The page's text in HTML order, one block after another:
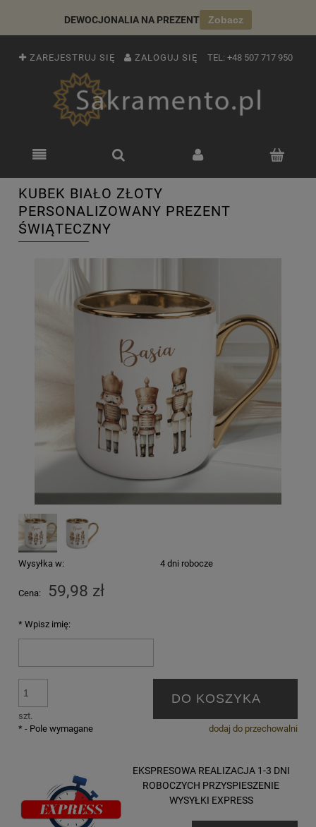
DEWOCJONALIA NA PREZENT Zobacz
ZAREJESTRUJ SIĘ ZALOGUJ SIĘ TEL: +48 507 717 950
KUBEK BIAŁO ZŁOTY
PERSONALIZOWANY PREZENT
ŚWIĄTECZNY
Wysyłka w: 4 dni robocze
Cena: 59,98 zł
* Wpisz imię:
szt.
DO KOSZYKA
dodaj do przechowalni
* - Pole wymagane
EKSPRESOWA REALIZACJA 1-3 DNI
ROBOCZYCH PRZYSPIESZENIE
WYSYŁKI EXPRESS